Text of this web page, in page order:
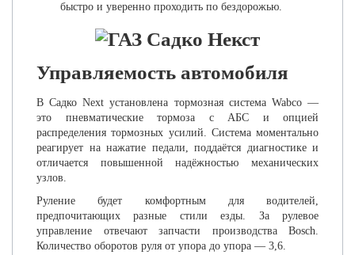
быстро и уверенно проходить по бездорожью.
Управляемость автомобиля
В Садко Next установлена тормозная система Wabco —
это пневматические тормоза с АБС и опцией
распределения тормозных усилий. Система моментально
реагирует на нажатие педали, поддаётся диагностике и
отличается повышенной надёжностью механических
узлов.
Руление будет комфортным для водителей,
предпочитающих разные стили езды. За рулевое
управление отвечают запчасти производства Bosch.
Количество оборотов руля от упора до упора — 3,6.